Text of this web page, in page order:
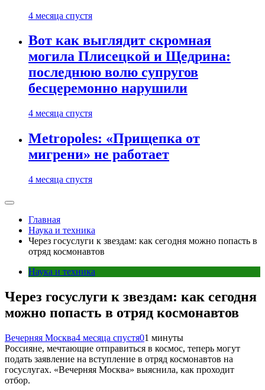
4 месяца спустя
Вот как выглядит скромная
могила Плисецкой и Щедрина:
последнюю волю супругов
бесцеремонно нарушили
4 месяца спустя
Metropoles: «Прищепка от
мигрени» не работает
4 месяца спустя
Главная
Наука и техника
Через госуслуги к звездам: как сегодня можно попасть в
отряд космонавтов
Наука и техника
Через госуслуги к звездам: как сегодня
можно попасть в отряд космонавтов
Вечерняя Москва4 месяца спустя01 минуты
Россияне, мечтающие отправиться в космос, теперь могут
подать заявление на вступление в отряд космонавтов на
госуслугах. «Вечерняя Москва» выяснила, как проходит
отбор.